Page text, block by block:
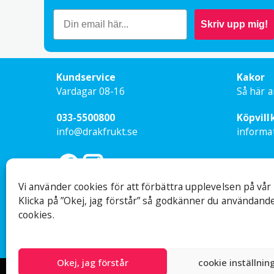
Vi använder cookies för att förbättra upplevelsen på vår
Klicka på ”Okej, jag förstår” så godkänner du
cookies.
Okej, jag förstår cookie
Din
Skriv upp mig!
Kundservice
Vardagar 08-16
033-5500800
info@drakfrukt.se
Kakor
Så här